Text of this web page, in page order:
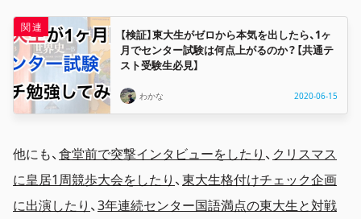
【検証】東大生がゼロから本気を出したら、1ヶ
月でセンター試験は何点上がるのか？【共通テ
スト受験生必見】
わかな 2020-06-15
他にも、食堂前で突撃インタビューをしたり 、 クリスマス
に皇居1周競歩大会をしたり 、東大生格付けチェック企画
に出演したり 、3年連続センター国語満点の東大生と対戦